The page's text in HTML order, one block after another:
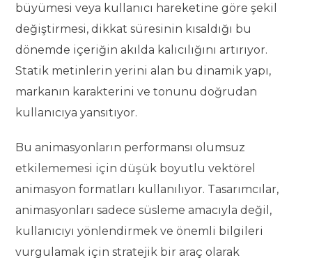
büyümesi veya kullanıcı hareketine göre şekil
değiştirmesi, dikkat süresinin kısaldığı bu
dönemde içeriğin akılda kalıcılığını artırıyor.
Statik metinlerin yerini alan bu dinamik yapı,
markanın karakterini ve tonunu doğrudan
kullanıcıya yansıtıyor.
Bu animasyonların performansı olumsuz
etkilememesi için düşük boyutlu vektörel
animasyon formatları kullanılıyor. Tasarımcılar,
animasyonları sadece süsleme amacıyla değil,
kullanıcıyı yönlendirmek ve önemli bilgileri
vurgulamak için stratejik bir araç olarak